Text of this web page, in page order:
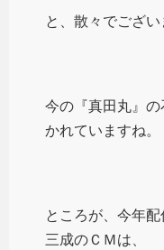
と、散々でござい
今の『真田丸』
かれていますね。
ところが、今年
三成のＣＭは、